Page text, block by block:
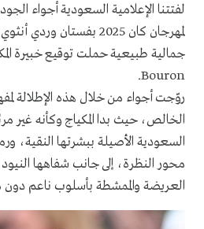
لفتتنا الإعلامية السعودية أجواء
لمهرجان كان 2025 بفستان
Bouron.
روّجت أجواء من خلال هذه الإطلالة
الخالص، حيث بدا المكياج وكأنه غير
السعودية الأصيلة ببشرتها النقية،
محور النظرة، إلى جانب شفاهها
العريضة والممشطة بأسلوب ناعم دون